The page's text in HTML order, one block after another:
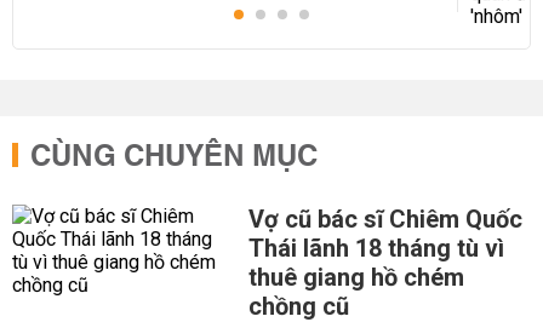
CÙNG CHUYÊN MỤC
Vợ cũ bác sĩ Chiêm Quốc
Thái lãnh 18 tháng tù vì
thuê giang hồ chém
chồng cũ